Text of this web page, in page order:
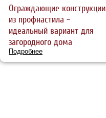
Ограждающие конструкции
из профнастила –
идеальный вариант для
загородного дома
Подробнее